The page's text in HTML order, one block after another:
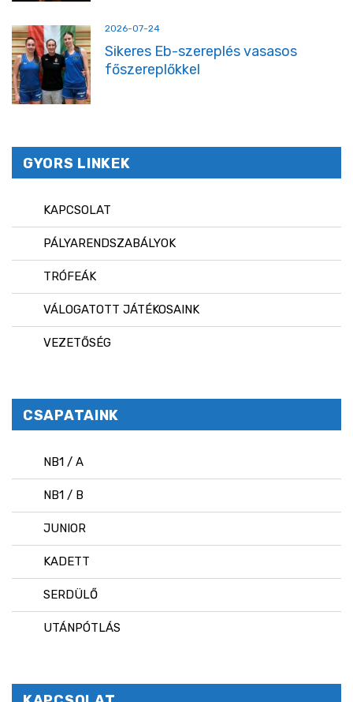
2026-07-24
Sikeres Eb-szereplés vasasos
főszereplőkkel
GYORS LINKEK
KAPCSOLAT
PÁLYARENDSZABÁLYOK
TRÓFEÁK
VÁLOGATOTT JÁTÉKOSAINK
VEZETŐSÉG
CSAPATAINK
NB1 / A
NB1 / B
JUNIOR
KADETT
SERDÜLŐ
UTÁNPÓTLÁS